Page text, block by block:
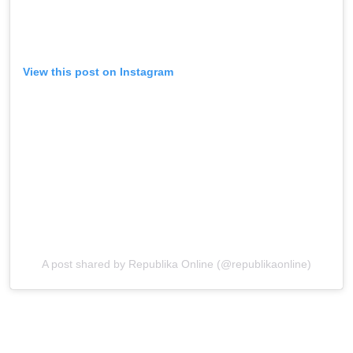
View this post on Instagram
A post shared by Republika Online (@republikaonline)